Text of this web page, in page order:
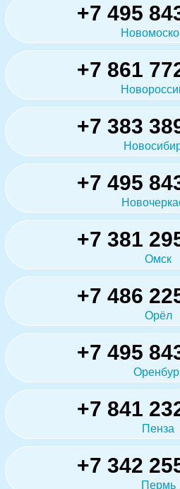
+7 495
+7 861
+7 383
+7 495
+7 381
Омск
+7 486
Орёл
+7 495
+7 841
Пенза
+7 342
Пермь